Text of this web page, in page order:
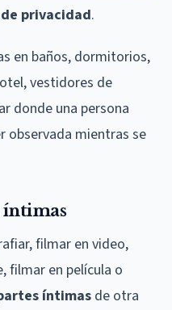
privacidad.
en baños, dormitorios,
vestidores de
donde una persona
observada mientras se
íntimas
filmar en video,
filmar en película o
íntimas de otra